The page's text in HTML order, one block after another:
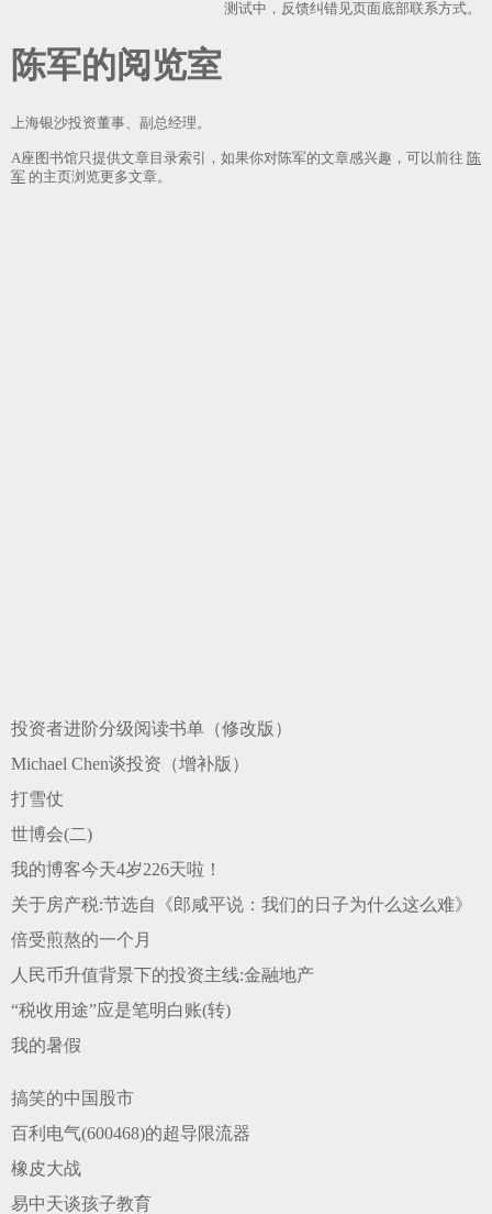
测试中，反馈纠错见页面底部联系方式。
陈军
上海银沙投资董事、副总经理。
A座图书馆只提供文章目录索引，如果你对陈军的文章感兴趣，可以前往 陈
军 的主页浏览更多文章。
投资者进阶分级阅读书单（修改版）
Michael Chen谈投资（增补版）
打雪仗
世博会(二)
我的博客今天4岁226天啦！
关于房产税:节选自《郎咸平说：我们的日子为什么这么难》
倍受煎熬的一个月
人民币升值背景下的投资主线:金融地产
“税收用途”应是笔明白账(转)
我的暑假
搞笑的中国股市
百利电气(600468)的超导限流器
橡皮大战
易中天谈孩子教育